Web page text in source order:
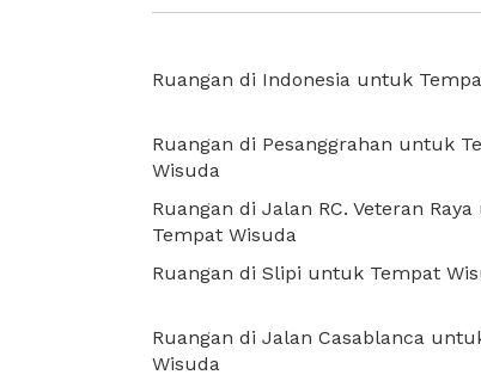
Ruangan di Indonesia untuk
Ruangan di Pesanggrahan untuk
Wisuda
Ruangan di Jalan RC. Veteran
Tempat Wisuda
Ruangan di Slipi untuk Tempat
Ruangan di Jalan Casablanca
Wisuda